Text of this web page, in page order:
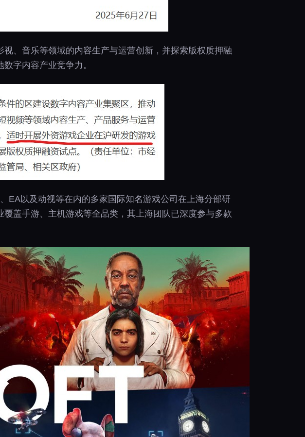
、音乐等领域的内容生产与运营创新，并探索版权质押融
字内容产业竞争力。
EA以及动视等在内的多家国际知名游戏公司在上海分部研
覆盖手游、主机游戏等全品类，其上海团队已深度参与多款